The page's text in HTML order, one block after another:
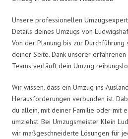
Unsere professionellen
Details deines Umzugs von
Von der Planung bis zur
deiner Seite. Dank unserer
Teams verläuft dein Umzug
Wir wissen, dass ein Umzug ins
Herausforderungen verbunden ist.
du allein, mit deiner Familie oder mit
umziehst. Bei Umzugsmeister Klein
wir maßgeschneiderte Lösungen für